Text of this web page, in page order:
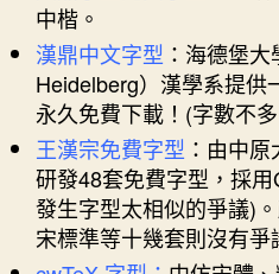
中楷。
漢鼎中文字型 ：海德堡
Heidelberg）漢學系提供
永久免費下載！(字數不
王漢宗免費字型 ：由中
研發48套免費字型，採
發生字型太相似的爭議)
宋標準等十幾套則沒有爭